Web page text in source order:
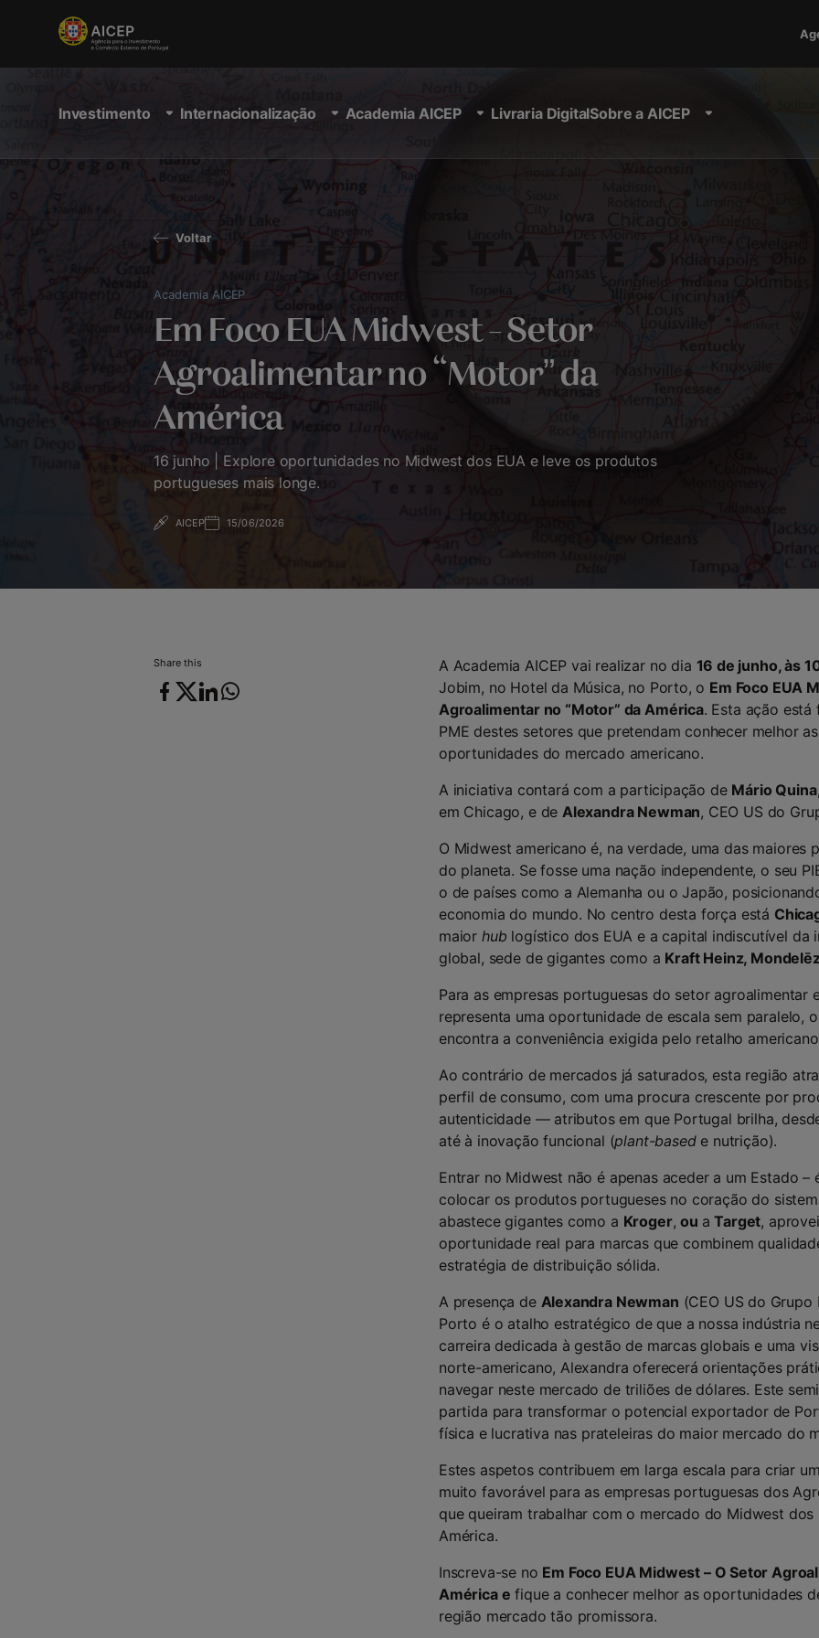
Investimento Internacionalização Academia AICEP Livraria DigitalSobre a AICEP
Voltar
Academia AICEP
Em Foco EUA Midwest – Setor
Agroalimentar no “Motor” da
América
16 junho | Explore oportunidades no Midwest dos EUA e leve os produtos
portugueses mais longe.
AICEP 15/06/2026
Share this A Academia AICEP vai realizar no dia 16 de junho, às
Jobim, no Hotel da Música, no Porto, o Em Foco EUA
Agroalimentar no “Motor” da América. Esta ação
PME destes setores que pretendam conhecer melhor
oportunidades do mercado americano.
A iniciativa contará com a participação de Mário Quina
em Chicago, e deAlexandra Newman, CEO US do
O Midwest americano é, na verdade, uma das maiores
do planeta. Se fosse uma nação independente, o seu
o de países como a Alemanha ou o Japão,
economia do mundo. No centro desta força está
maior hub logístico dos EUA e a capital indiscutível da
global, sede de gigantes como a Kraft Heinz,
Para as empresas portuguesas do setor agroalimentar
representa uma oportunidade de escala sem paralelo,
encontra a conveniência exigida pelo retalho
Ao contrário de mercados já saturados, esta região
perfil de consumo, com uma procura crescente por
autenticidade — atributos em que Portugal brilha,
até à inovação funcional (plant-basede nutrição).
Entrar no Midwest não é apenas aceder a um Estado –
colocar os produtos portugueses no coração do
abastece gigantes como a Kroger,ou aTarget,
oportunidade real para marcas que combinem
estratégia de distribuição sólida.
A presença de Alexandra Newman (CEO US do
Porto é o atalho estratégico de que a nossa indústria
carreira dedicada à gestão de marcas globais e uma
norte-americano, Alexandra oferecerá orientações
navegar neste mercado de triliões de dólares. Este
partida para transformar o potencial exportador de
física e lucrativa nas prateleiras do maior mercado do
Estes aspetos contribuem em larga escala para criar
muito favorável para as empresas portuguesas dos
que queiram trabalhar com o mercado do Midwest dos
América.
Inscreva-se no Em Foco EUA Midwest – O Setor
América e fique a conhecer melhor as oportunidades
região mercado tão promissora.